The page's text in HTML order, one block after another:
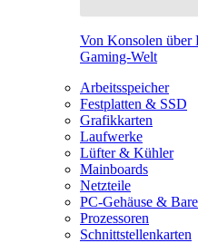
Von Konsolen über
Gaming-Welt
Arbeitsspeicher
Festplatten & SSD
Grafikkarten
Laufwerke
Lüfter & Kühler
Mainboards
Netzteile
PC-Gehäuse &
Prozessoren
Schnittstellenkarten